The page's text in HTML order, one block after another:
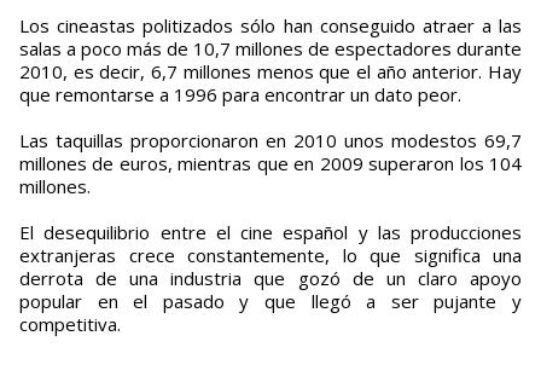
Los cineastas politizados sólo han conseguido atraer a las
salas a poco más de 10,7 millones de espectadores durante
2010, es decir, 6,7 millones menos que el año anterior. Hay
que remontarse a 1996 para encontrar un dato peor.
Las taquillas proporcionaron en 2010 unos modestos 69,7
millones de euros, mientras que en 2009 superaron los 104
millones.
El desequilibrio entre el cine español y las producciones
extranjeras crece constantemente, lo que significa una
derrota de una industria que gozó de un claro apoyo
popular en el pasado y que llegó a ser pujante y
competitiva.